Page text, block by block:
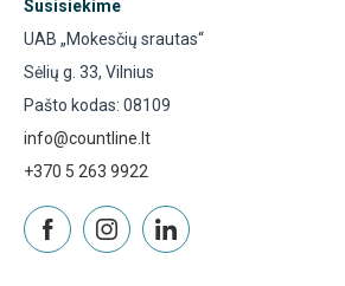
Susisiekime
UAB „Mokesčių srautas“
Sėlių g. 33, Vilnius
Pašto kodas: 08109
info@countline.lt
+370 5 263 9922